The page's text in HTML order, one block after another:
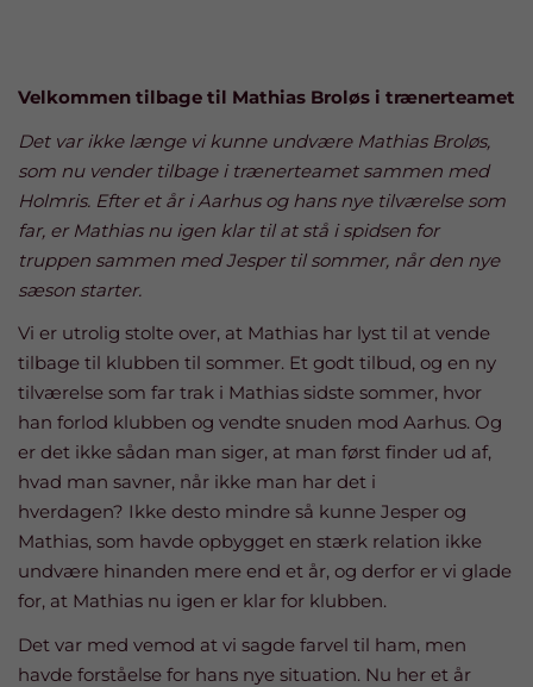
Velkommen tilbage til Mathias Broløs i trænerteamet
Det var ikke længe vi kunne undvære Mathias Broløs,
som nu vender tilbage i trænerteamet sammen med
Holmris. Efter et år i Aarhus og hans nye tilværelse som
far, er Mathias nu igen klar til at stå i spidsen for
truppen sammen med Jesper til sommer, når den nye
sæson starter.
Vi er utrolig stolte over, at Mathias har lyst til at vende
tilbage til klubben til sommer. Et godt tilbud, og en ny
tilværelse som far trak i Mathias sidste sommer, hvor
han forlod klubben og vendte snuden mod Aarhus. Og
er det ikke sådan man siger, at man først finder ud af,
hvad man savner, når ikke man har det i
hverdagen? Ikke desto mindre så kunne Jesper og
Mathias, som havde opbygget en stærk relation ikke
undvære hinanden mere end et år, og derfor er vi glade
for, at Mathias nu igen er klar for klubben.
Det var med vemod at vi sagde farvel til ham, men
havde forståelse for hans nye situation. Nu her et år